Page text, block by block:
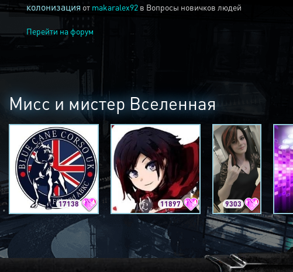
колонизация от makaralex92 в Вопросы новичков людей
Перейти на форум
Мисс и мистер Вселенная
17138 11897 9303